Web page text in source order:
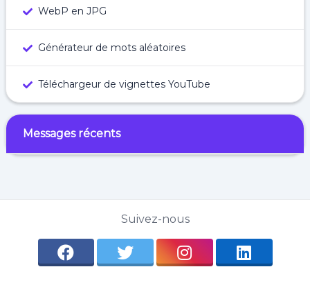
WebP en JPG
Générateur de mots aléatoires
Téléchargeur de vignettes YouTube
Messages récents
Suivez-nous